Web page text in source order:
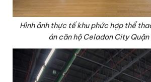
Hình ảnh thực tế khu phức hợp thể
án căn hộ Celadon City Quận